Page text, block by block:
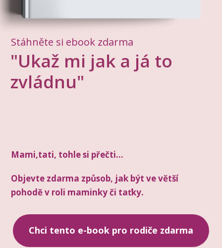
Stáhněte si ebook zdarma
"Ukaž mi jak a já to
zvládnu"
Mami,tati, tohle si přečti...
Objevte zdarma způsob, jak být ve větší
pohodě v roli maminky či taťky.
Chci tento e-book pro rodiče zdarma